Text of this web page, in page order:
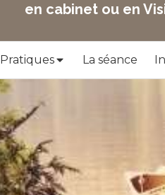
en cabinet ou en
Pratiques La séance